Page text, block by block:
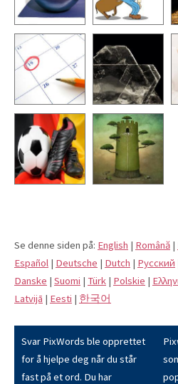
Se denne siden på: English | Română |
Español | Deutsche | Dutch | Pусский
Danske | Suomi | Türk | Polskie |
Latvijā | Eesti | 한국어
Svar PixWords ble opprettet
for å hjelpe deg når du står
fast på et ord. Du har